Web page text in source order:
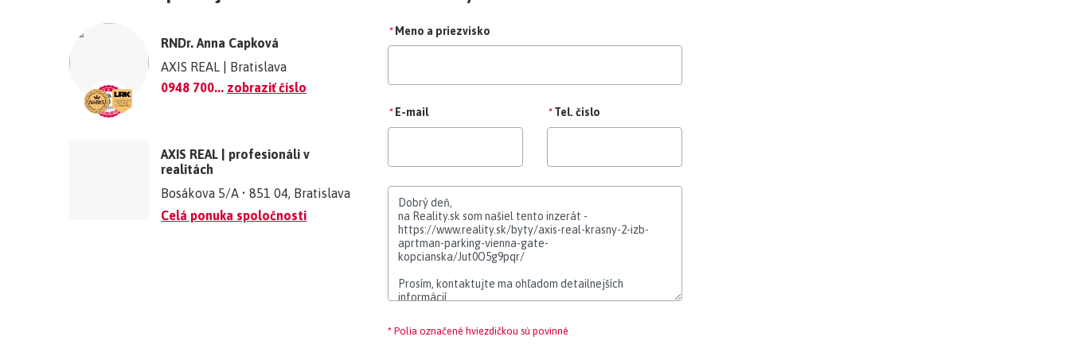
RNDr. Anna Capková
AXIS REAL | Bratislava
0948 700... zobraziť číslo
AXIS REAL | profesionáli v
realitách
Bosákova 5/A • 851 04, Bratislava
Celá ponuka spoločnosti
* Meno a priezvisko
* E-mail * Tel. čislo
* Polia označené hviezdičkou sú povinné